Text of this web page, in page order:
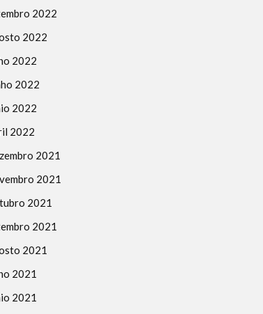
2022
2022
2022
2022
2022
2022
2021
2021
2021
2021
2021
2021
2021